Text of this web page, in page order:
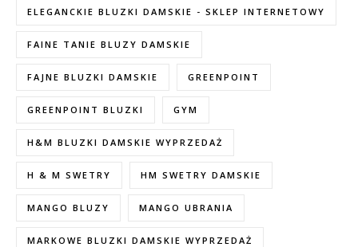
ELEGANCKIE BLUZKI DAMSKIE - SKLEP INTERNETOWY
FAINE TANIE BLUZY DAMSKIE
FAJNE BLUZKI DAMSKIE GREENPOINT
GREENPOINT BLUZKI GYM
H&M BLUZKI DAMSKIE WYPRZEDAŻ
H & M SWETRY HM SWETRY DAMSKIE
MANGO BLUZY MANGO UBRANIA
MARKOWE BLUZKI DAMSKIE WYPRZEDAŻ